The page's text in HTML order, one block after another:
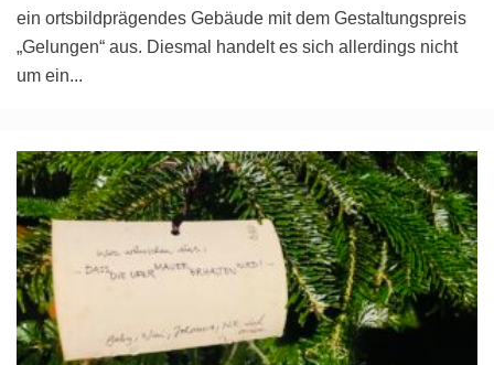
ein ortsbildprägendes Gebäude mit dem Gestaltungspreis
„Gelungen“ aus. Diesmal handelt es sich allerdings nicht
um ein...